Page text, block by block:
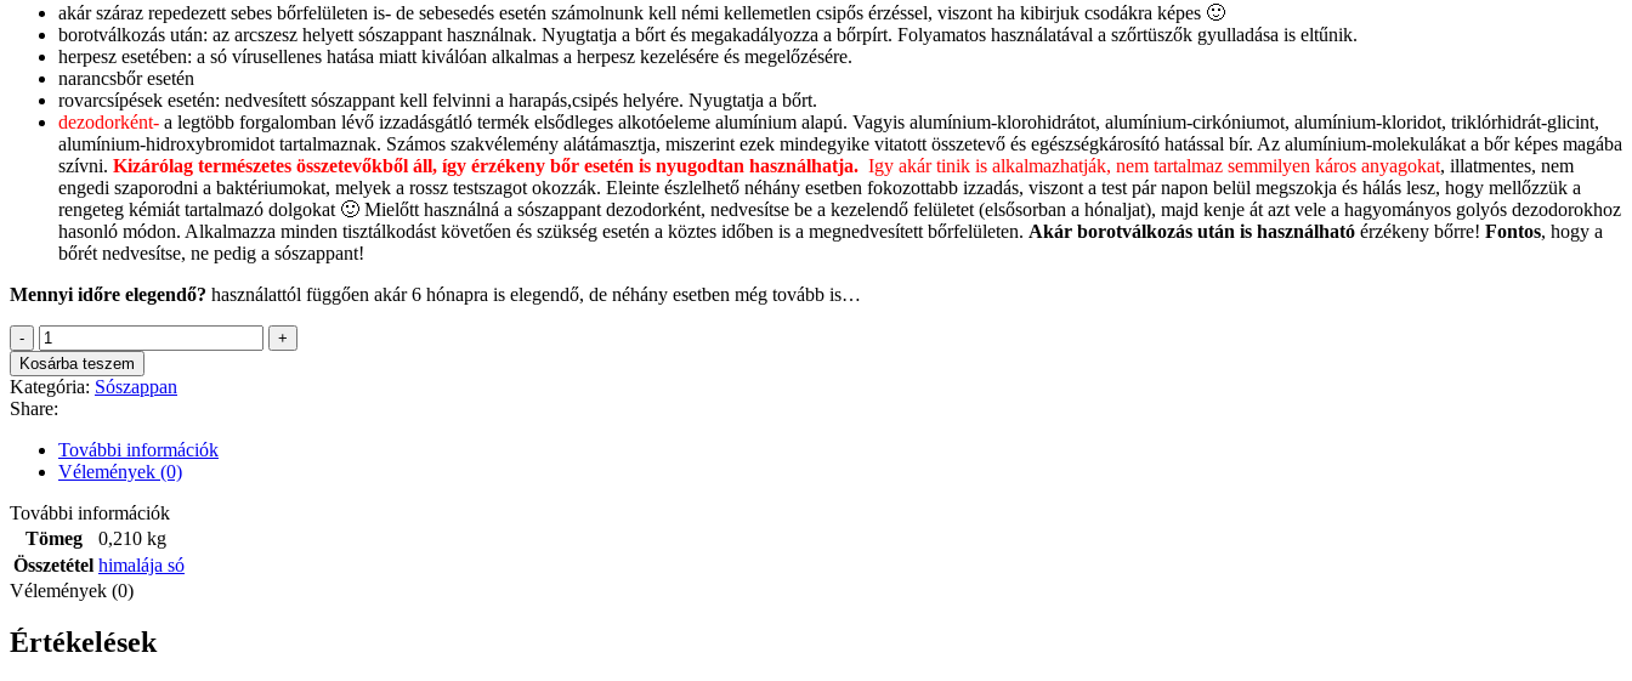
akár száraz repedezett sebes bőrfelületen is- de sebesedés esetén számolnunk kell némi kellemetlen csipős érzéssel, viszont ha kibirjuk csodákra képes 🙂
borotválkozás után: az arcszesz helyett sószappant használnak. Nyugtatja a bőrt és megakadályozza a bőrpírt. Folyamatos használatával a szőrtüszők gyulladása is eltűnik.
herpesz esetében: a só vírusellenes hatása miatt kiválóan alkalmas a herpesz kezelésére és megelőzésére.
narancsbőr esetén
rovarcsípések esetén: nedvesített sószappant kell felvinni a harapás,csipés helyére. Nyugtatja a bőrt.
dezodorként- a legtöbb forgalomban lévő izzadásgátló termék elsődleges alkotóeleme alumínium alapú. Vagyis alumínium-klorohidrátot, alumínium-cirkóniumot, alumínium-kloridot, triklórhidrát-glicint,
alumínium-hidroxybromidot tartalmaznak. Számos szakvélemény alátámasztja, miszerint ezek mindegyike vitatott összetevő és egészségkárosító hatással bír. Az alumínium-molekulákat a bőr képes magába
szívni. Kizárólag természetes összetevőkből áll, így érzékeny bőr esetén is nyugodtan használhatja. Igy akár tinik is alkalmazhatják, nem tartalmaz semmilyen káros anyagokat, illatmentes, nem
engedi szaporodni a baktériumokat, melyek a rossz testszagot okozzák. Eleinte észlelhető néhány esetben fokozottabb izzadás, viszont a test pár napon belül megszokja és hálás lesz, hogy mellőzzük a
rengeteg kémiát tartalmazó dolgokat 🙂 Mielőtt használná a sószappant dezodorként, nedvesítse be a kezelendő felületet (elsősorban a hónaljat), majd kenje át azt vele a hagyományos golyós dezodorokhoz
hasonló módon. Alkalmazza minden tisztálkodást követően és szükség esetén a köztes időben is a megnedvesített bőrfelületen. Akár borotválkozás után is használható érzékeny bőrre! Fontos, hogy a
bőrét nedvesítse, ne pedig a sószappant!
Mennyi időre elegendő? használattól függően akár 6 hónapra is elegendő, de néhány esetben még tovább is…
Himalája
sószappan
-
gömb
mennyiség
Kosárba teszem
Kategória: Sószappan
Share:
További információk
Vélemények (0)
További információk
Tömeg
0,210 kg
Összetétel himalája só
Vélemények (0)
Értékelések